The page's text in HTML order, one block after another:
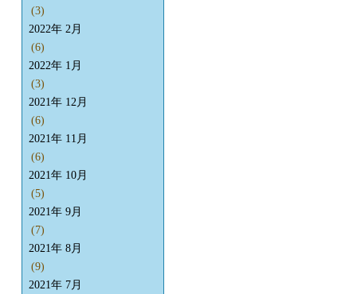
(3)
2022年 2月
(6)
2022年 1月
(3)
2021年 12月
(6)
2021年 11月
(6)
2021年 10月
(5)
2021年 9月
(7)
2021年 8月
(9)
2021年 7月